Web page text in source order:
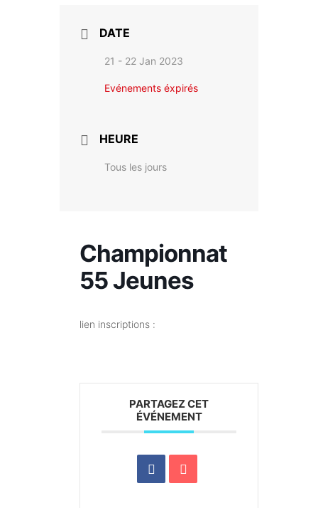
DATE
21 - 22 Jan 2023
Evénements éxpirés
HEURE
Tous les jours
Championnat
55 Jeunes
lien inscriptions :
PARTAGEZ CET
ÉVÉNEMENT